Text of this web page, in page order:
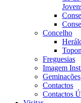
Concelho
Freguesias
Imagem
Geminações
Contactos
Contactos